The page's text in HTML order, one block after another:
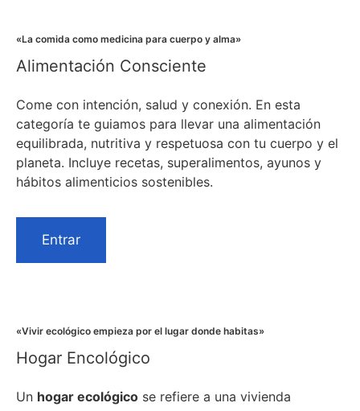
«La comida como medicina para cuerpo y alma»
Alimentación Consciente
Come con intención, salud y conexión. En esta
categoría te guiamos para llevar una alimentación
equilibrada, nutritiva y respetuosa con tu cuerpo y el
planeta. Incluye recetas, superalimentos, ayunos y
hábitos alimenticios sostenibles.
Entrar
«Vivir ecológico empieza por el lugar donde habitas»
Hogar Encológico
Un hogar ecológico se refiere a una vivienda